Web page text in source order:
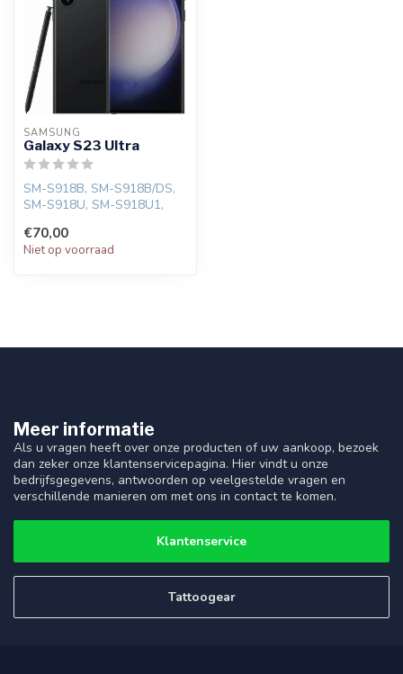
SAMSUNG
Galaxy S23 Ultra
SM-S918B, SM-S918B/DS,
SM-S918U, SM-S918U1,
S9180, SM-S91...
€70,00
Niet op voorraad
Meer informatie
Als u vragen heeft over onze producten of uw aankoop, bezoek
dan zeker onze klantenservicepagina. Hier vindt u onze
bedrijfsgegevens, antwoorden op veelgestelde vragen en
verschillende manieren om met ons in contact te komen.
Klantenservice
Tattoogear